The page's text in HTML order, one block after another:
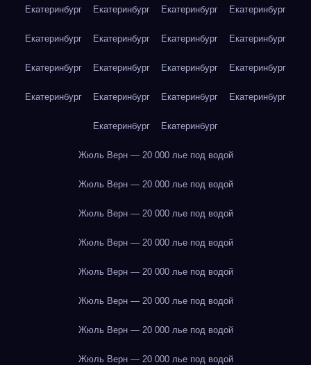
Екатеринбург Екатеринбург Екатеринбург Екатеринбург
Екатеринбург Екатеринбург Екатеринбург Екатеринбург
Екатеринбург Екатеринбург Екатеринбург Екатеринбург
Екатеринбург Екатеринбург Екатеринбург Екатеринбург
Екатеринбург Екатеринбург
Жюль Верн — 20 000 лье под водой
Жюль Верн — 20 000 лье под водой
Жюль Верн — 20 000 лье под водой
Жюль Верн — 20 000 лье под водой
Жюль Верн — 20 000 лье под водой
Жюль Верн — 20 000 лье под водой
Жюль Верн — 20 000 лье под водой
Жюль Верн — 20 000 лье под водой